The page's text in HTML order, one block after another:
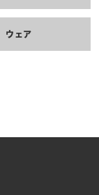
ウェア